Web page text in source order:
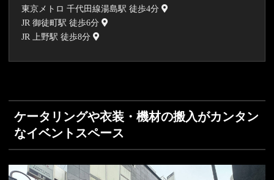
東京メトロ 千代田線湯島駅 徒歩4分
JR 御徒町駅 徒歩6分
JR 上野駅 徒歩8分
ケータリングや衣装・機材の搬入がカンタン
なイベントスペース